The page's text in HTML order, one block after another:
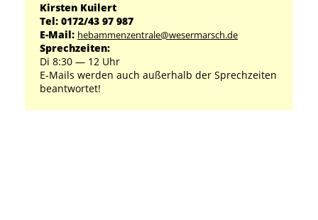
Kirsten Kuilert
Tel: 0172/43 97 987
E-Mail: hebammenzentrale@wesermarsch.de
Sprechzeiten:
Di 8:30 ― 12 Uhr
E-Mails werden auch außerhalb der Sprechzeiten
beantwortet!